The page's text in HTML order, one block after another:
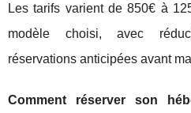
Les tarifs varient de 850€ à
modèle choisi, avec
réservations anticipées avant
Comment réserver son